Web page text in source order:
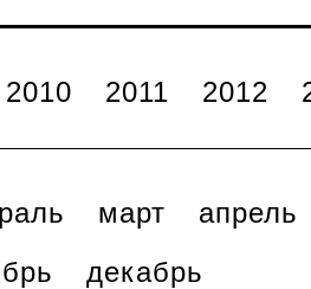
2010 2011 2012
март
апрель
декабрь